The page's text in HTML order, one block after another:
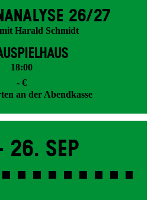
26/27
Harald Schmidt
18:00
- €
an der Abendkasse
26. Sep